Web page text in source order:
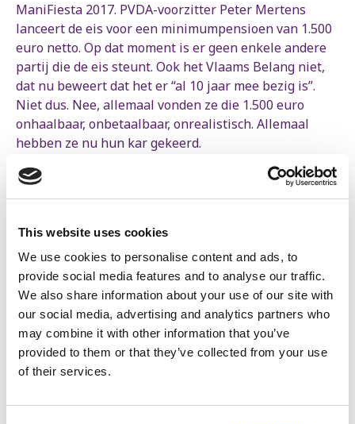
This website uses cookies
We use cookies to personalise content and ads, to
provide social media features and to analyse our traffic.
We also share information about your use of our site with
our social media, advertising and analytics partners who
may combine it with other information that you’ve
provided to them or that they’ve collected from your use
of their services.
ManiFiesta 2017. PVDA-voorzitter Peter Mertens
lanceert de eis voor een minimumpensioen van 1.500
euro netto. Op dat moment is er geen enkele andere
partij die de eis steunt. Ook het Vlaams Belang niet,
dat nu beweert dat het er “al 10 jaar mee bezig is”.
Niet dus. Nee, allemaal vonden ze die 1.500 euro
onhaalbaar, onbetaalbaar, onrealistisch. Allemaal
hebben ze nu hun kar gekeerd.
Want deze eis domineerde de kiescampagne van 2019.
zijn oude dag niet in armoede doorbrengen. Daarover
waren alle partijen het plots wel eens. Het Centrum
voor budgetadvies en -onderzoek berekende dat een
oudere 1.500 euro netto per maand nodig heeft om
menswaardig te leven.
De Vivaldi-partijen beweren nu dat ze deze
verkiezingsbelofte waar gaan maken. Als de vos de
passie preekt, boer let op uw ganzen. Want er zijn